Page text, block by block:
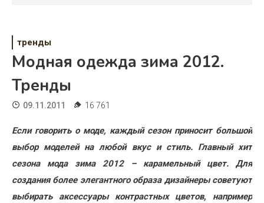
Свадьба
Жизнь
Хобби
Красота
Недвижимость
тренды
Модная одежда зима 2012.
Тренды
09.11.2011 16 761
Если говорить о моде, каждый сезон приносит большой
выбор моделей на любой вкус и стиль. Главный хит
сезона мода зима 2012 – карамельный цвет. Для
создания более элегантного образа дизайнеры советуют
выбирать аксессуары контрастных цветов, например